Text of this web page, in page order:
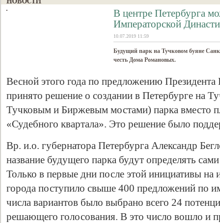
В центре Петербурга
Императорской
10.07.2019 11:59
Будущий парк на Тучковом буяне
честь Дома Романовых.
Весной этого года по предложению
принято решение о создании в Петербурге на
Тучковым и Биржевым мостами) парка вместо
«Судебного квартала». Это решение было
Вр. и.о. губернатора Петербурга Александр
название будущего парка будут определять
Только в первые дни после этой инициативы на
города поступило свыше 400 предложений по
числа вариантов было выбрано всего 24
решающего голосования. В это число вошло и